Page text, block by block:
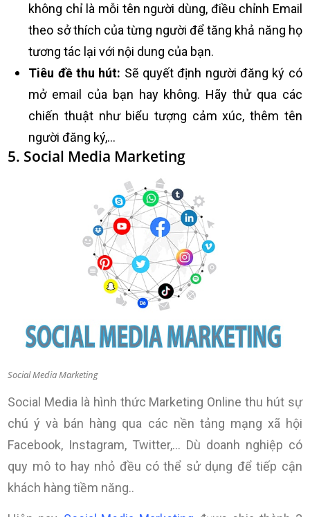
không chỉ là mỗi tên người dùng, điều chỉnh Email
theo sở thích của từng người để tăng khả năng họ
tương tác lại với nội dung của bạn.
Tiêu đề thu hút: Sẽ quyết định người đăng ký có
mở email của bạn hay không. Hãy thử qua các
chiến thuật như biểu tượng cảm xúc, thêm tên
người đăng ký,…
5. Social Media Marketing
Social Media Marketing
Social Media là hình thức Marketing Online thu hút sự
chú ý và bán hàng qua các nền tảng mạng xã hội
Facebook, Instagram, Twitter,… Dù doanh nghiệp có
quy mô to hay nhỏ đều có thể sử dụng để tiếp cận
khách hàng tiềm năng..